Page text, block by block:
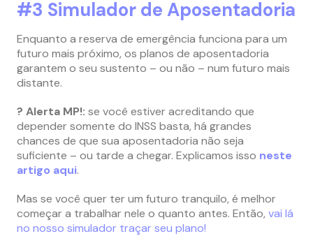
#3 Simulador de Aposentadoria
Enquanto a reserva de emergência funciona para um
futuro mais próximo, os planos de aposentadoria
garantem o seu sustento – ou não – num futuro mais
distante.
? Alerta MP!: se você estiver acreditando que
depender somente do INSS basta, há grandes
chances de que sua aposentadoria não seja
suficiente – ou tarde a chegar. Explicamos isso neste
artigo aqui.
Mas se você quer ter um futuro tranquilo, é melhor
começar a trabalhar nele o quanto antes. Então, vai lá
no nosso simulador traçar seu plano!